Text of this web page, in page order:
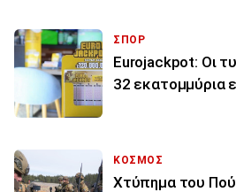
ΣΠΟΡ
Eurojackpot: Οι
32 εκατoμμύρια
ΚΟΣΜΟΣ
Χτύπημα του